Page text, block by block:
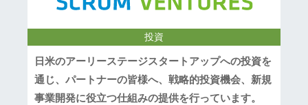
投資
日米のアーリーステージスタートアップへの投資を
通じ、パートナーの皆様へ、戦略的投資機会、新規
事業開発に役立つ仕組みの提供を行っています。